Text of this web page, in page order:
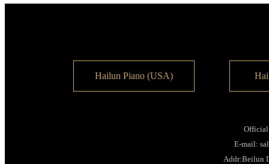
Hailun Piano (USA)
E-mail:
Addr:Beilun